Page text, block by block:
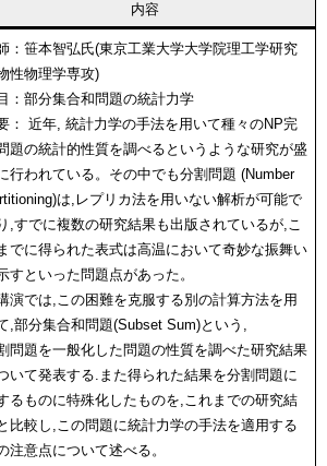
内容
：笹本智弘氏(東京工業大学大学院理工学研究
性物理学専攻)
：部分集合和問題の統計力学
： 近年, 統計力学の手法を用いて種々のNP完
題の統計的性質を調べるというような研究が盛
行われている。その中でも分割問題 (Number
は,レプリカ法を用いない解析が可能で
,すでに複数の研究結果も出版されているが,こ
でに得られた表式は高温において奇妙な振舞い
すといった問題点があった。
演では,この困難を克服する別の計算方法を用
,部分集合和問題(Subset Sum)という,
問題を一般化した問題の性質を調べた研究結果
いて発表する.また得られた結果を分割問題に
るものに特殊化したものを,これまでの研究結
比較し,この問題に統計力学の手法を適用する
注意点について述べる。